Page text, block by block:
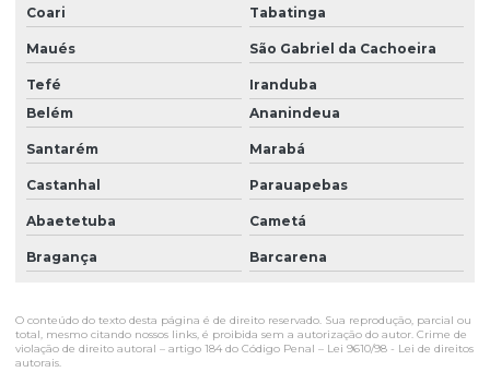
Coari Tabatinga
Maués São Gabriel da Cachoeira
Tefé
Iranduba
Belém
Ananindeua
Santarém Marabá
Castanhal Parauapebas
Abaetetuba Cametá
Bragança Barcarena
O conteúdo do texto desta página é de direito reservado. Sua reprodução, parcial ou
total, mesmo citando nossos links, é proibida sem a autorização do autor. Crime de
violação de direito autoral – artigo 184 do Código Penal – Lei 9610/98 - Lei de direitos
autorais.